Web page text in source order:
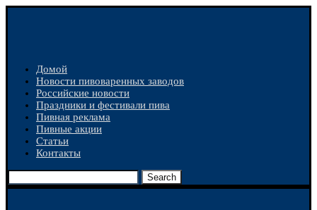
Домой
Новости пивоваренных заводов
Российские новости
Праздники и фестивали пива
Пивная реклама
Пивные акции
Статьи
Контакты
Search